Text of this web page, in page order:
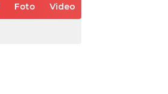
Foto Video